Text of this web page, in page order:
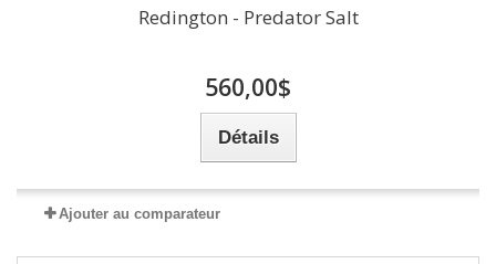
Redington - Predator Salt
560,00$
Détails
Ajouter au comparateur